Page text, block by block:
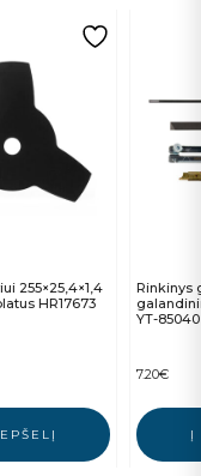
255×25,4×1,4
HR17673
Rinkinys
YT-85040
7.20€
Į